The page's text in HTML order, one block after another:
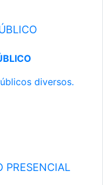
diversos.
PRESENCIAL